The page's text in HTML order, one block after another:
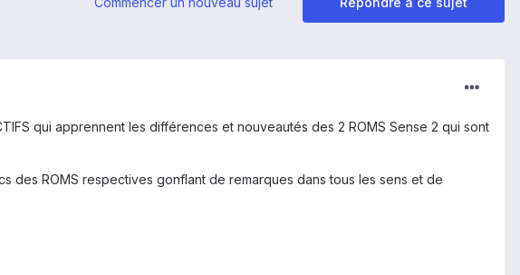
qui apprennent les différences et nouveautés des 2 ROMS Sense 2 qui sont
des ROMS respectives gonflant de remarques dans tous les sens et de